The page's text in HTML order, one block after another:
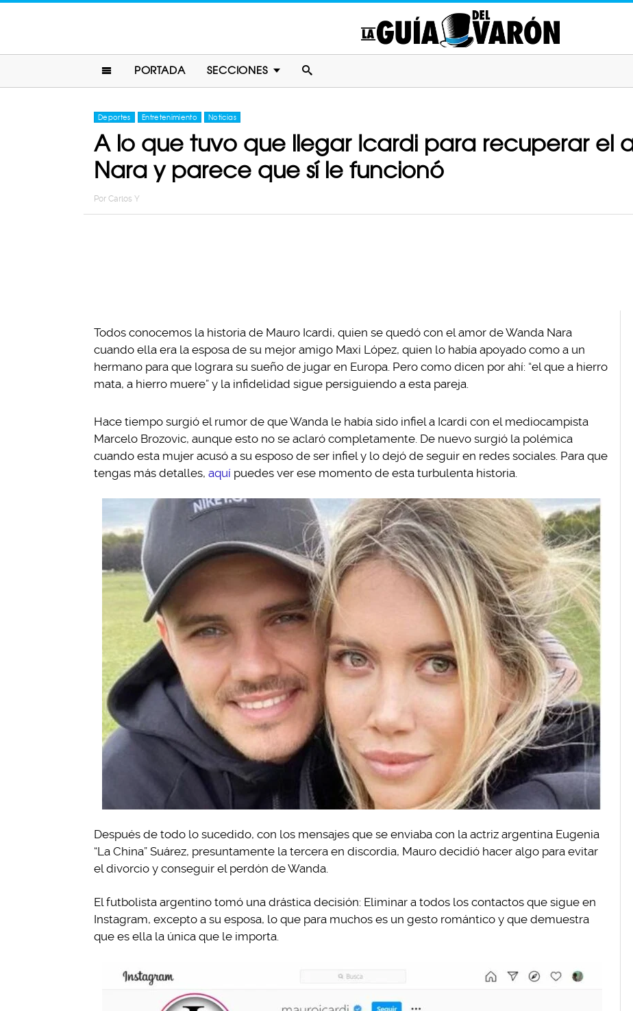
PORTADA SECCIONES
Deportes Entretenimiento Noticias
A lo que tuvo que llegar Icardi para recuperar el
Nara y parece que sí le funcionó
Por Carlos Y
Todos conocemos la historia de Mauro Icardi, quien se quedó con el amor de Wanda Nara
cuando ella era la esposa de su mejor amigo Maxi López, quien lo había apoyado como a un
hermano para que lograra su sueño de jugar en Europa. Pero como dicen por ahí: “el que a hierro
mata, a hierro muere” y la infidelidad sigue persiguiendo a esta pareja.
Hace tiempo surgió el rumor de que Wanda le había sido infiel a Icardi con el mediocampista
Marcelo Brozovic, aunque esto no se aclaró completamente. De nuevo surgió la polémica
cuando esta mujer acusó a su esposo de ser infiel y lo dejó de seguir en redes sociales. Para que
tengas más detalles, aquí puedes ver ese momento de esta turbulenta historia.
Después de todo lo sucedido, con los mensajes que se enviaba con la actriz argentina Eugenia
“La China” Suárez, presuntamente la tercera en discordia, Mauro decidió hacer algo para evitar
el divorcio y conseguir el perdón de Wanda.
El futbolista argentino tomó una drástica decisión: Eliminar a todos los contactos que sigue en
Instagram, excepto a su esposa, lo que para muchos es un gesto romántico y que demuestra
que es ella la única que le importa.